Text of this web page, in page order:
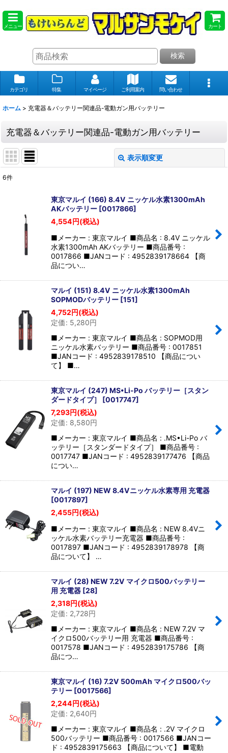
メニュー カート
検索
カテゴリ 特集 マイページ ご利用案内 問い合わせ
ホーム > 充電器＆バッテリー関連品-電動ガン用バッテリー
充電器＆バッテリー関連品-電動ガン用バッテリー
表示順変更
並び順
絞り込む
6件
東京マルイ (166) 8.4V ニッケル水素1300mAh
AKバッテリー [0017866]
4,554円(税込)
■メーカー : 東京マルイ ■商品名 : 8.4V ニッケル
水素1300mAh AKバッテリー ■商品番号 :
0017866 ■JANコード : 4952839178664 【商
品につい…
マルイ (151) 8.4V ニッケル水素1300mAh
SOPMODバッテリー [151]
4,752円(税込)
定価: 5,280円
■メーカー : 東京マルイ ■商品名 : SOPMOD用
ニッケル水素バッテリー ■商品番号 : 0017851
■JANコード : 4952839178510 【商品につい
て】 ■…
東京マルイ (247) MS•Li-Po バッテリー［スタン
ダードタイプ］ [0017747]
7,293円(税込)
定価: 8,580円
■メーカー : 東京マルイ ■商品名 : .MS•Li-Po バ
ッテリー［スタンダードタイプ］ ■商品番号 :
0017747 ■JANコード : 4952839177476 【商品
につい…
マルイ (197) NEW 8.4Vニッケル水素専用 充電器
[0017897]
2,455円(税込)
■メーカー : 東京マルイ ■商品名 : NEW 8.4Vニ
ッケル水素バッテリー充電器 ■商品番号 :
0017897 ■JANコード : 4952839178978 【商
品について】 …
マルイ (28) NEW 7.2V マイクロ500バッテリー
用 充電器 [28]
2,318円(税込)
定価: 2,728円
■メーカー : 東京マルイ ■商品名 : NEW 7.2V マ
イクロ500バッテリー用 充電器 ■商品番号 :
0017578 ■JANコード : 4952839175786 【商
品につ…
東京マルイ (16) 7.2V 500mAh マイクロ500バッ
テリー [0017566]
2,244円(税込)
定価: 2,640円
■メーカー : 東京マルイ ■商品名 : .2V マイクロ
500バッテリー ■商品番号 : 0017566 ■JANコー
ド : 4952839175663 【商品について】 ■電動